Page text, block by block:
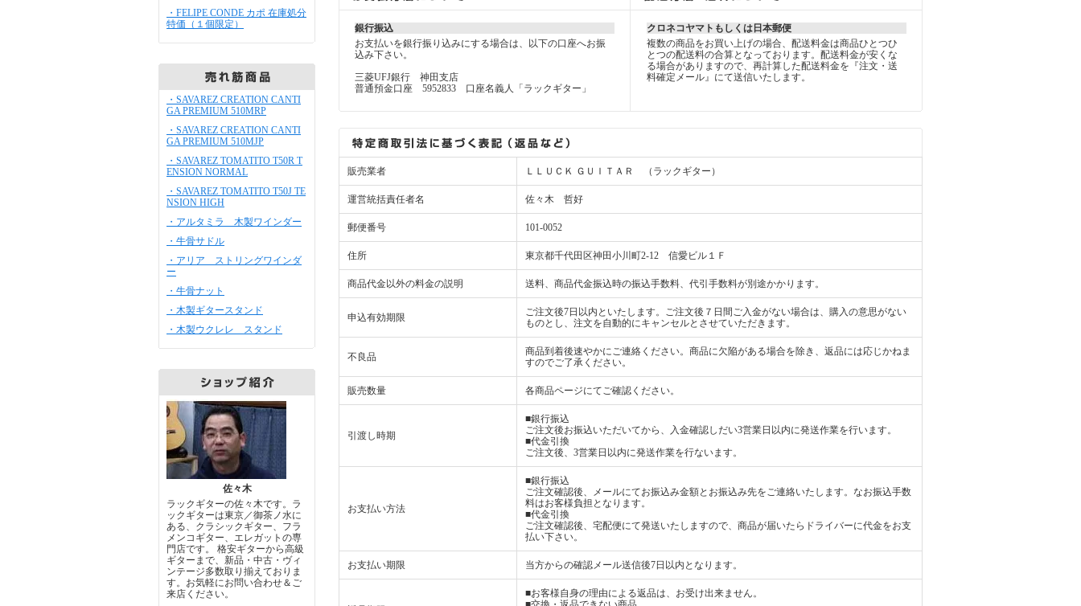
・FELIPE CONDE カポ 在庫処分
特価（１個限定）
・SAVAREZ CREATION CANTI
GA PREMIUM 510MRP
・SAVAREZ CREATION CANTI
GA PREMIUM 510MJP
・SAVAREZ TOMATITO T50R T
ENSION NORMAL
・SAVAREZ TOMATITO T50J TE
NSION HIGH
・アルタミラ 木製ワインダー
・牛骨サドル
・アリア ストリングワインダ
ー
・牛骨ナット
・木製ギタースタンド
・木製ウクレレ スタンド
佐々木
ラックギターの佐々木です。ラ
ックギターは東京／御茶ノ水に
ある、クラシックギター、フラ
メンコギター、エレガットの専
門店です。 格安ギターから高級
ギターまで、新品・中古・ヴィ
ンテージ多数取り揃えておりま
す。お気軽にお問い合わせ＆ご
来店ください。
銀行振込
お支払いを銀行振り込みにする場合は、以下の口座へお振
込み下さい。
三菱UFJ銀行 神田支店
普通預金口座 5952833 口座名義人「ラックギター」
クロネコヤマトもしくは日本郵便
複数の商品をお買い上げの場合、配送料金は商品ひとつひ
とつの配送料の合算となっております。配送料金が安くな
る場合がありますので、再計算した配送料金を『注文・送
料確定メール』にて送信いたします。
販売業者 ＬＬＵＣＫ ＧＵＩＴＡＲ （ラックギター）
運営統括責任者名 佐々木 哲好
郵便番号 101-0052
住所 東京都千代田区神田小川町2-12 信愛ビル１Ｆ
商品代金以外の料金の説明 送料、商品代金振込時の振込手数料、代引手数料が別途かかります。
申込有効期限
ご注文後7日以内といたします。ご注文後７日間ご入金がない場合は、購入の意思がない
ものとし、注文を自動的にキャンセルとさせていただきます。
不良品
商品到着後速やかにご連絡ください。商品に欠陥がある場合を除き、返品には応じかねま
すのでご了承ください。
販売数量 各商品ページにてご確認ください。
引渡し時期
■銀行振込
ご注文後お振込いただいてから、入金確認しだい3営業日以内に発送作業を行います。
■代金引換
ご注文後、3営業日以内に発送作業を行ないます。
お支払い方法
■銀行振込
ご注文確認後、メールにてお振込み金額とお振込み先をご連絡いたします。なお振込手数
料はお客様負担となります。
■代金引換
ご注文確認後、宅配便にて発送いたしますので、商品が届いたらドライバーに代金をお支
払い下さい。
お支払い期限 当方からの確認メール送信後7日以内となります。
■お客様自身の理由による返品は、お受け出来ません。